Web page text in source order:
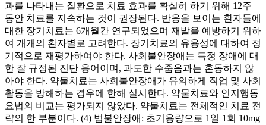
과를 나타내는 질환으로 치료 효과를 확실히 하기 위해 12주
동안 치료를 지속하는 것이 권장된다. 반응을 보이는 환자들에
대한 장기치료는 6개월간 연구되었으며 재발을 예방하기 위하
여 개개의 환자별로 고려한다. 장기치료의 유용성에 대하여 정
기적으로 재평가하여야 한다. 사회불안장애는 특정 장애에 대
한 잘 규정된 진단 용어이며, 과도한 수줍음과는 혼동하지 않
아야 한다. 약물치료는 사회불안장애가 유의하게 직업 및 사회
활동을 방해하는 경우에 한해 실시한다. 약물치료와 인지행동
요법의 비교는 평가되지 않았다. 약물치료는 전체적인 치료 전
략의 한 부분이다. (4) 범불안장애: 초기용량으로 1일 1회 10mg